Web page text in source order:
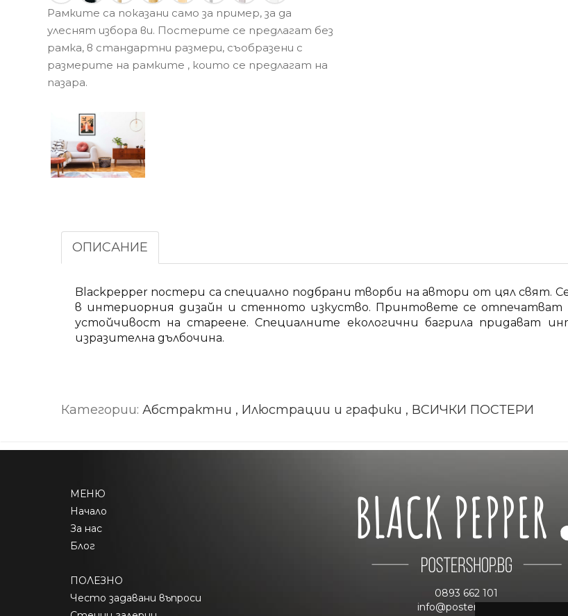
Рамките са показани само за пример, за да
улеснят избора ви. Постерите се предлагат без
рамка, в стандартни размери, съобразени с
размерите на рамките , които се предлагат на
пазара.
ОПИСАНИЕ
Blackpepper постери са специално подбрани творби на автори от цял свят.
в интериорния дизайн и стенното изкуство. Принтовете се отпечатват
устойчивост на стареене. Специалните екологични багрила придават
изразителна дълбочина.
Категории: Абстрактни , Илюстрации и графики , ВСИЧКИ ПОСТЕРИ
МЕНЮ
Начало
За нас
Блог
ПОЛЕЗНО
Често задавани въпроси
0893 662 101
info@postershop.bg